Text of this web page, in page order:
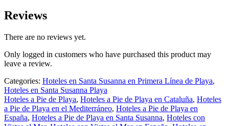
Reviews
There are no reviews yet.
Only logged in customers who have purchased this product may
leave a review.
Categories: Hoteles en Santa Susanna en Primera Línea de Playa,
Hoteles en Santa Susanna Playa
Hoteles a Pie de Playa, Hoteles a Pie de Playa en Cataluña, Hoteles
a Pie de Playa en el Mediterráneo, Hoteles a Pie de Playa en
España, Hoteles a Pie de Playa en Santa Susanna, Hoteles con